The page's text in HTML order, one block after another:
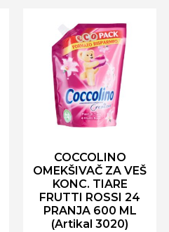
COCCOLINO
OMEKŠIVAČ ZA VEŠ
KONC. TIARE
FRUTTI ROSSI 24
PRANJA 600 ML
(Artikal 3020)